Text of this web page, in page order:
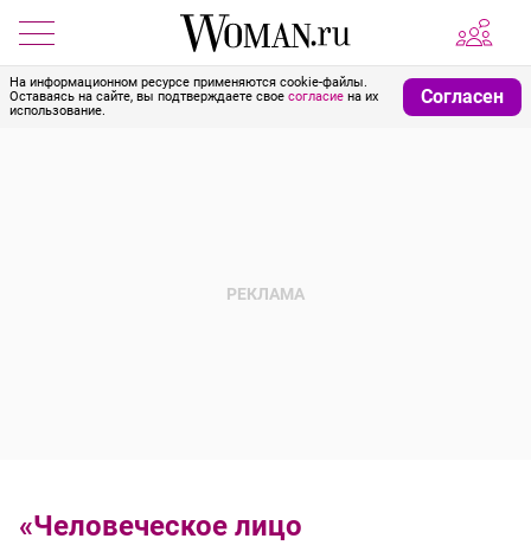
На информационном ресурсе применяются cookie-файлы.
Оставаясь на сайте, вы подтверждаете свое согласие на их
использование.
Согласен
«Человеческое лицо